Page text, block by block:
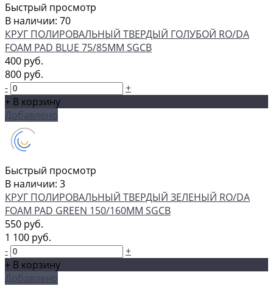
Быстрый просмотр
В наличии: 70
КРУГ ПОЛИРОВАЛЬНЫЙ ТВЕРДЫЙ ГОЛУБОЙ RO/DA
FOAM PAD BLUE 75/85ММ SGCB
400 руб.
800 руб.
-
+
+ В корзину
Добавлено
Быстрый просмотр
В наличии: 3
КРУГ ПОЛИРОВАЛЬНЫЙ ТВЕРДЫЙ ЗЕЛЕНЫЙ RO/DA
FOAM PAD GREEN 150/160ММ SGCB
550 руб.
1 100 руб.
-
+
+ В корзину
Добавлено